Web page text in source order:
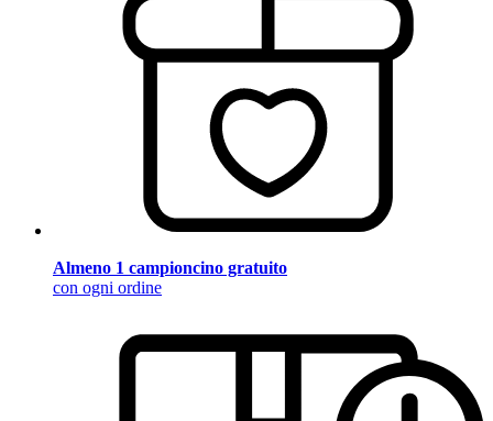
Almeno 1 campioncino gratuito
con ogni ordine